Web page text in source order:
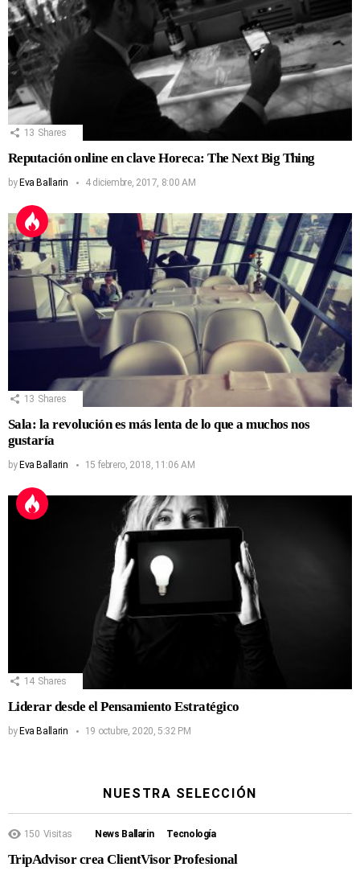
13 Shares
Reputación online en clave Horeca: The Next Big Thing
by Eva Ballarin 4 diciembre, 2017, 8:00 AM
13 Shares
Sala: la revolución es más lenta de lo que a muchos nos
gustaría
by Eva Ballarin 15 febrero, 2018, 11:06 AM
14 Shares
Liderar desde el Pensamiento Estratégico
by Eva Ballarin 19 octubre, 2020, 5:32 PM
NUESTRA SELECCIÓN
150 Visitas News Ballarin Tecnología
TripAdvisor crea ClientVisor Profesional